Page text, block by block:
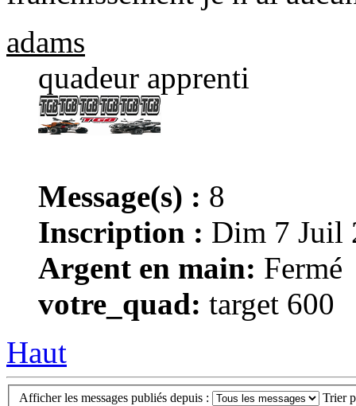
adams
quadeur apprenti
Message(s) : 8
Inscription : Dim 7 Juil
Argent en main: Fermé
votre_quad: target 600
Haut
Afficher les messages publiés depuis : Trier